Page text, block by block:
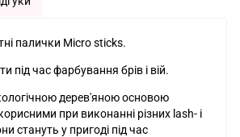
палички Micro sticks.
під час фарбування брів і вій.
дерев'яною основою
при виконанні різних lash- і
стануть у пригоді під час